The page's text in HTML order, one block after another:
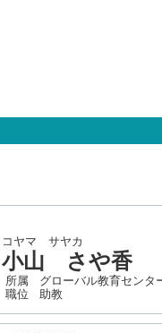
コヤマ サヤカ
小山 さや香
所属
グローバル教育センタ
職位
助教